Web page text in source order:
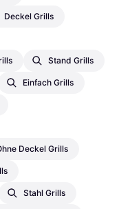
Deckel Grills
Stand Grills
Einfach Grills
Deckel Grills
Stahl Grills